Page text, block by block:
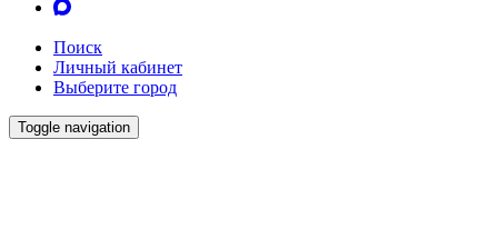
Поиск
Личный кабинет
Выберите город
Toggle navigation